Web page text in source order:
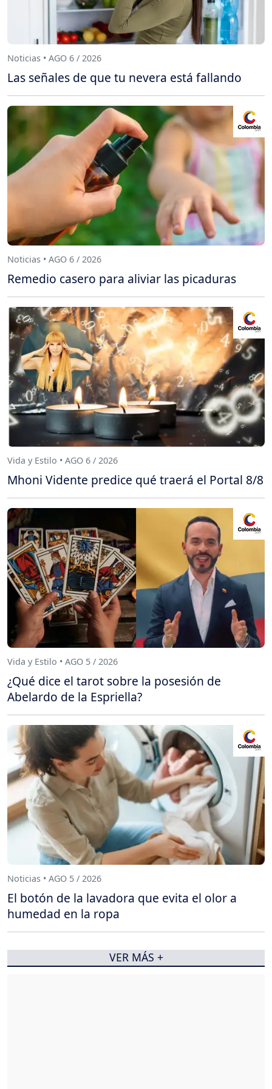
Noticias • AGO 6 / 2026
Las señales de que tu nevera está fallando
Noticias • AGO 6 / 2026
Remedio casero para aliviar las picaduras
Vida y Estilo • AGO 6 / 2026
Mhoni Vidente predice qué traerá el Portal 8/8
Vida y Estilo • AGO 5 / 2026
¿Qué dice el tarot sobre la posesión de
Abelardo de la Espriella?
Noticias • AGO 5 / 2026
El botón de la lavadora que evita el olor a
humedad en la ropa
VER MÁS +